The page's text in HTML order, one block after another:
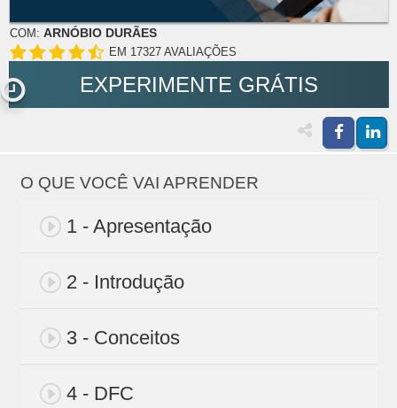
COM: ARNÓBIO DURÃES
EM 17327 AVALIAÇÕES
EXPERIMENTE GRÁTIS
O QUE VOCÊ VAI APRENDER
1 - Apresentação
2 - Introdução
3 - Conceitos
4 - DFC